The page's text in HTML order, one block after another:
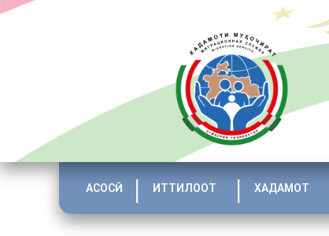
АСОСӢ ИТТИЛООТ ХАДАМОТ